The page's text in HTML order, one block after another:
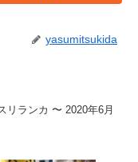
yasumitsukida
リランカ 〜 2020年6月